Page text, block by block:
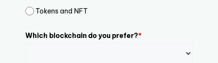
Tokens and NFT
Which blockchain do you prefer?*